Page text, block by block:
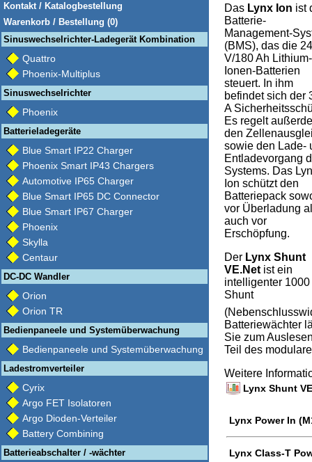
Kontakt / Katalogbestellung
Warenkorb / Bestellung (0)
Sinuswechselrichter-Ladegerät Kombination
Quattro
Phoenix-Multiplus
Sinuswechselrichter
Phoenix
Batterieladegeräte
Blue Smart IP22 Charger
Phoenix Smart IP43 Chargers
Automotive IP65 Charger
Blue Smart IP65 DC Connector
Blue Smart IP67 Charger
Phoenix
Skylla
Centaur
DC-DC Wandler
Orion
Orion TR
Bedienpaneele und Systemüberwachung
Bedienpaneele und Systemüberwachung
Ladestromverteiler
Cyrix
Argo FET Isolatoren
Argo Dioden-Verteiler
Battery Combining
Batterieabschalter / -wächter
Das Lynx Ion ist
Batterie-
Management-
(BMS), das die 24
V/180 Ah Lithium-
Ionen-Batterien
steuert. In ihm
befindet sich der
A
Es regelt
den
sowie den Lade-
Entladevorgang
Systems. Das
Ion schützt den
Batteriepack
vor Überladung
auch vor
Erschöpfung.
Der Lynx Shunt
VE.Net ist ein
intelligenter 1000
Shunt
Batteriewächter
Sie zum
Teil des
Weitere
Lynx Shunt
Lynx Power In
Lynx Class-T